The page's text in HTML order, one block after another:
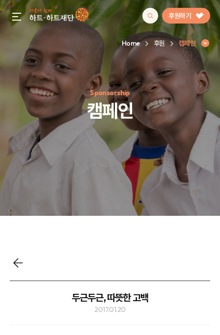
gnb menu open 후원하기
인기 키워드
#정기후원#하트플레이스#캠페인 #팬덤후원
Home 후원 캠페인
Sponsorship
캠페인
두근두근, 따뜻한 고백
2017.01.20